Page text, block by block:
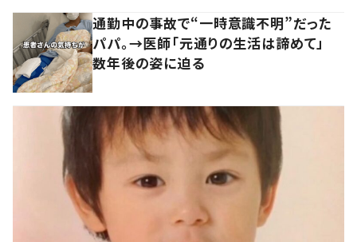
通勤中の事故で“一時意識不明”だった
パパ。→医師「元通りの生活は諦めて」
数年後の姿に迫る